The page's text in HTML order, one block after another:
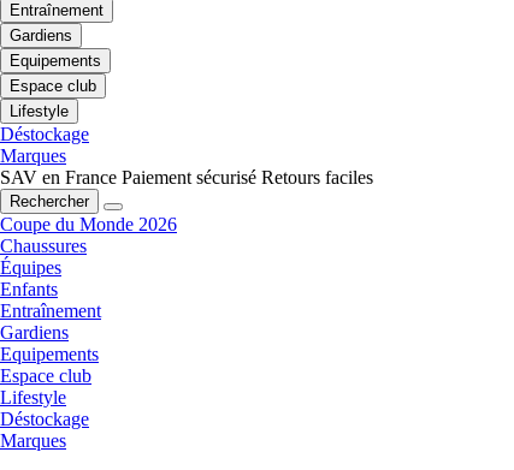
Entraînement
Gardiens
Equipements
Espace club
Lifestyle
Déstockage
Marques
SAV en France Paiement sécurisé Retours faciles
Rechercher
Coupe du Monde 2026
Chaussures
Équipes
Enfants
Entraînement
Gardiens
Equipements
Espace club
Lifestyle
Déstockage
Marques